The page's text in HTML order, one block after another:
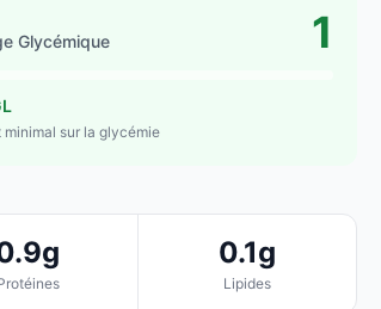
Glycémique 1
minimal sur la glycémie
0.1g
Lipides